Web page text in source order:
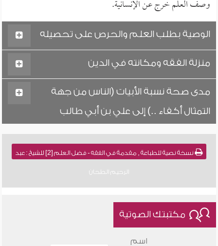
وصف العلم خرج عن الإنسانية.
الوصية بطلب العلم والحرص على تحصيله
منزلة الفقه ومكانته في الدين
مدى صحة نسبة الأبيات (الناس من جهة
التمثال أكفاء ..) إلى علي بن أبي طالب
نسخة نصية للطباعة , مقدمة في الفقه - فضل العلم [2] للشيخ : عبد
الرحيم الطحان
مكتبتك الصوتية
اسم